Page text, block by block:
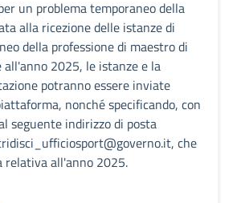
un problema temporaneo della
alla ricezione delle istanze di
della professione di maestro di
2025, le istanze e la
potranno essere inviate
nonché specificando, con
seguente indirizzo di posta
che
all'anno 2025.